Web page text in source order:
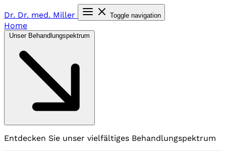
Dr. Dr. med. Miller Toggle navigation
Home
Entdecken Sie unser vielfältiges Behandlungspektrum